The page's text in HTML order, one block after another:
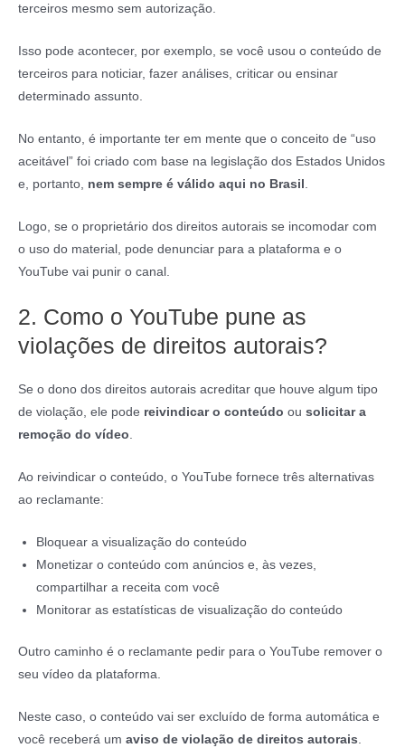
terceiros mesmo sem autorização.
Isso pode acontecer, por exemplo, se você usou o conteúdo de
terceiros para noticiar, fazer análises, criticar ou ensinar
determinado assunto.
No entanto, é importante ter em mente que o conceito de “uso
aceitável” foi criado com base na legislação dos Estados Unidos
e, portanto, nem sempre é válido aqui no Brasil
Logo, se o proprietário dos direitos autorais se incomodar com
o uso do material, pode denunciar para a plataforma e o
YouTube vai punir o canal.
2. Como o YouTube pune as
violações de direitos autorais?
Se o dono dos direitos autorais acreditar que houve algum tipo
de violação, ele pode reivindicar o conteúdo ou solicitar a
remoção do vídeo.
Ao reivindicar o conteúdo, o YouTube fornece três alternativas
ao reclamante:
Bloquear a visualização do conteúdo
Monetizar o conteúdo com anúncios e, às vezes,
compartilhar a receita com você
Monitorar as estatísticas de visualização do conteúdo
Outro caminho é o reclamante pedir para o YouTube remover o
seu vídeo da plataforma.
Neste caso, o conteúdo vai ser excluído de forma automática e
você receberá um aviso de violação de direitos autorais